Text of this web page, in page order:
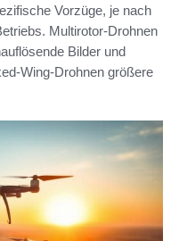
Vorzüge, je nach
Multirotor-Drohnen
Bilder und
Wing-Drohnen größere